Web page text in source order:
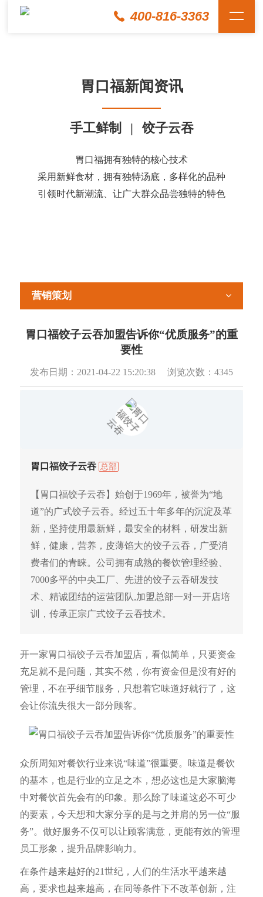
400-816-3363
胃口福新闻资讯
手工鲜制 | 饺子云吞
胃口福拥有独特的核心技术
采用新鲜食材，拥有独特汤底，多样化的品种
引领时代新潮流、让广大群众品尝独特的特色
营销策划
胃口福饺子云吞加盟告诉你“优质服务”的重
要性
发布日期： 2021-04-22 15:20:38 浏览次数： 4345
胃口福饺子云吞 总部
【胃口福饺子云吞】始创于1969年，被誉为“地
道”的广式饺子云吞。经过五十年多年的沉淀及革
新，坚持使用最新鲜，最安全的材料，研发出新
鲜，健康，营养，皮薄馅大的饺子云吞，广受消
费者们的青睐。公司拥有成熟的餐饮管理经验、
7000多平的中央工厂、先进的饺子云吞研发技
术、精诚团结的运营团队,加盟总部一对一开店培
训，传承正宗广式饺子云吞技术。
开一家胃口福饺子云吞加盟店，看似简单，只要资金
充足就不是问题，其实不然，你有资金但是没有好的
管理，不在乎细节服务，只想着它味道好就行了，这
会让你流失很大一部分顾客。
众所周知对餐饮行业来说“味道”很重要。味道是餐饮
的基本，也是行业的立足之本，想必这也是大家脑海
中对餐饮首先会有的印象。那么除了味道这必不可少
的要素，今天想和大家分享的是与之并肩的另一位“服
务”。做好服务不仅可以让顾客满意，更能有效的管理
员工形象，提升品牌影响力。
在条件越来越好的21世纪，人们的生活水平越来越
高，要求也越来越高，在同等条件下不改革创新，注